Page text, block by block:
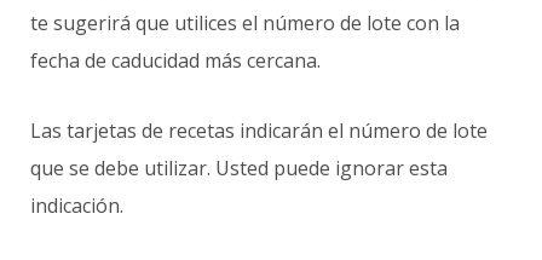
te sugerirá que utilices el número de lote con la
fecha de caducidad más cercana.
Las tarjetas de recetas indicarán el número de lote
que se debe utilizar. Usted puede ignorar esta
indicación.